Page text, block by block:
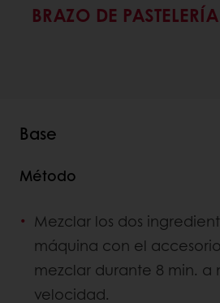
BRAZO DE
Base
Método
Mezclar los dos
máquina con el
mezclar durante 8 min. a
velocidad.